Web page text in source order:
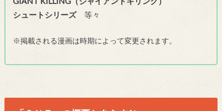
シュートシリーズ等々
※掲載される漫画は時期によって変更されます。